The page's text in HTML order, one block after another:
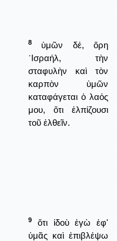
8
ὑμῶν δέ, ὄρη
᾿Ισραήλ, τὴν
σταφυλὴν καὶ τὸν
καρπὸν ὑμῶν
καταφάγεται ὁ λαός
μου, ὅτι ἐλπίζουσι
τοῦ ἐλθεῖν.
9
ὅτι ἰδοὺ ἐγὼ ἐφ'
ὑμᾶς καὶ ἐπιβλέψω